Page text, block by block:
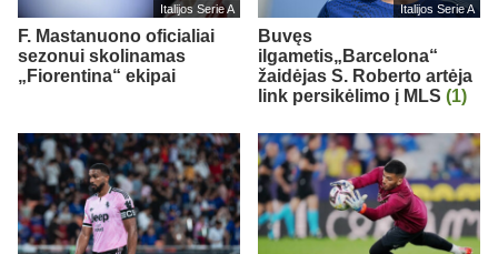
Italijos Serie A
F. Mastanuono oficialiai
sezonui skolinamas
„Fiorentina“ ekipai
Italijos Serie A
Buvęs
ilgametis„Barcelona“
žaidėjas S. Roberto artėja
link persikėlimo į MLS (1)